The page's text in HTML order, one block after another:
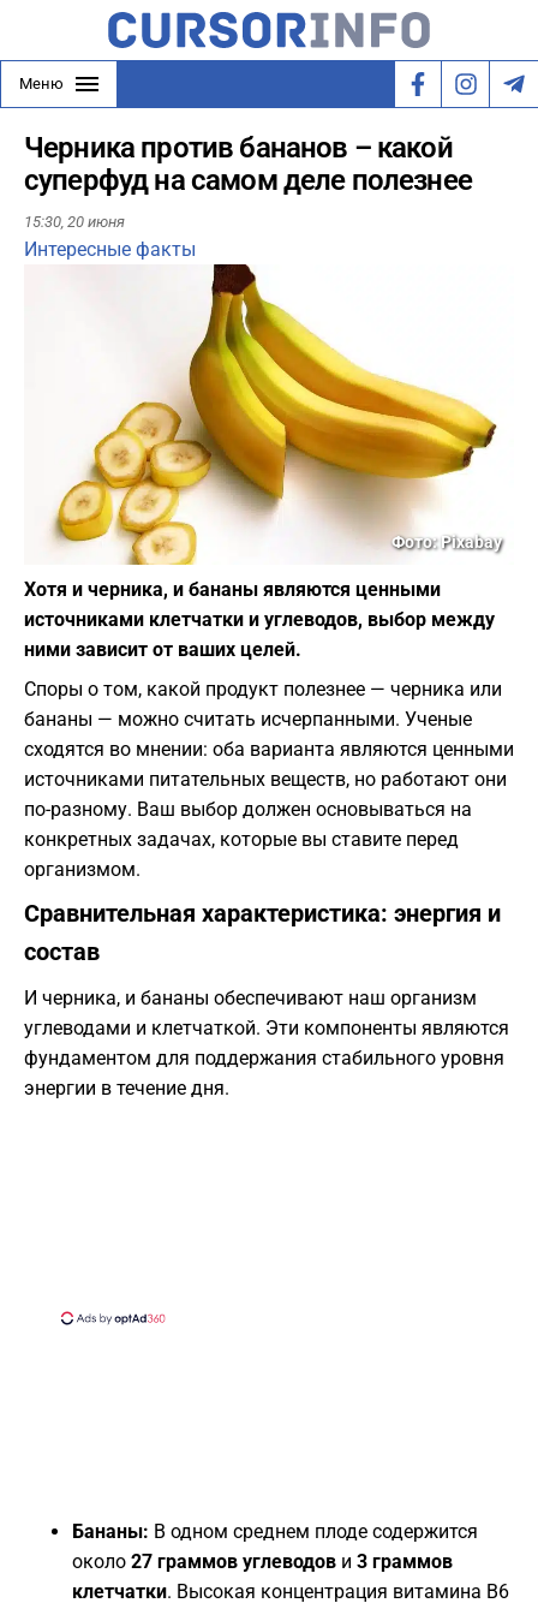
Меню
Черника против бананов – какой
суперфуд на самом деле полезнее
15:30, 20 июня
Интересные факты
Фото: Pixabay
Хотя и черника, и бананы являются ценными
источниками клетчатки и углеводов, выбор между
ними зависит от ваших целей.
Споры о том, какой продукт полезнее — черника или
бананы — можно считать исчерпанными. Ученые
сходятся во мнении: оба варианта являются ценными
источниками питательных веществ, но работают они
по-разному. Ваш выбор должен основываться на
конкретных задачах, которые вы ставите перед
организмом.
​Сравнительная характеристика: энергия и
состав
​И черника, и бананы обеспечивают наш организм
углеводами и клетчаткой. Эти компоненты являются
фундаментом для поддержания стабильного уровня
энергии в течение дня.
Бананы: В одном среднем плоде содержится
около 27 граммов углеводов и 3 граммов
клетчатки. Высокая концентрация витамина B6